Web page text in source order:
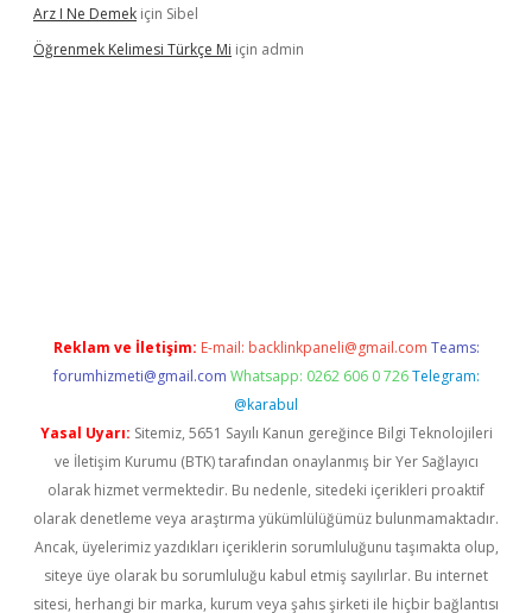
Arz I Ne Demek için Sibel
Öğrenmek Kelimesi Türkçe Mi için admin
Reklam ve İletişim: E-mail: backlinkpaneli@gmail.com Teams:
forumhizmeti@gmail.com Whatsapp: 0262 606 0 726 Telegram:
@karabul
Yasal Uyarı: Sitemiz, 5651 Sayılı Kanun gereğince Bilgi Teknolojileri
ve İletişim Kurumu (BTK) tarafından onaylanmış bir Yer Sağlayıcı
olarak hizmet vermektedir. Bu nedenle, sitedeki içerikleri proaktif
olarak denetleme veya araştırma yükümlülüğümüz bulunmamaktadır.
Ancak, üyelerimiz yazdıkları içeriklerin sorumluluğunu taşımakta olup,
siteye üye olarak bu sorumluluğu kabul etmiş sayılırlar. Bu internet
sitesi, herhangi bir marka, kurum veya şahıs şirketi ile hiçbir bağlantısı